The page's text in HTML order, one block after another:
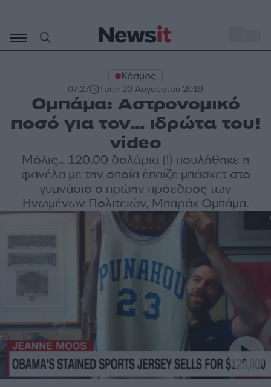
περιεχόμενο
Κόσμος
07:27 Τρίτη 20 Αυγούστου 2019
Ομπάμα: Αστρονομικό
ποσό για τον… ιδρώτα του!
video
Μόλις... 120.00 δολάρια (!) πουλήθηκε η
φανέλα με την οποία έπαιζε μπάσκετ στο
γυμνάσιο ο πρώην πρόεδρος των
Ηνωμένων Πολιτειών, Μπαράκ Ομπάμα.